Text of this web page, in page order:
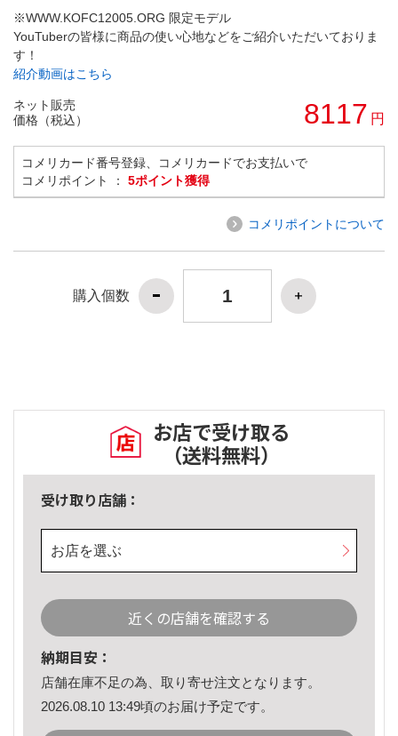
※WWW.KOFC12005.ORG 限定モデル
YouTuberの皆様に商品の使い心地などをご紹介いただいておりま
す！
紹介動画はこちら
ネット販売
価格（税込）
8117 円
コメリカード番号登録、コメリカードでお支払いで
コメリポイント ： 5ポイント獲得
コメリポイントについて
購入個数
お店で受け取る
（送料無料）
受け取り店舗：
お店を選ぶ
近くの店舗を確認する
納期目安：
店舗在庫不足の為、取り寄せ注文となります。
2026.08.10 13:49頃のお届け予定です。